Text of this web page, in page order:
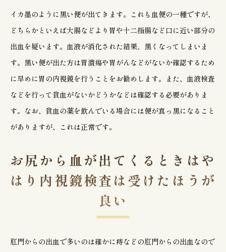
イカ墨のように黒い便が出てきます。これも血便の一種ですが、
どちらかといえば大腸などより胃や十二指腸など口に近い部分の
出血を疑います。血液が消化された結果、黒くなってしまいま
す。黒い便が出た方は胃潰瘍や胃がんなどがないか確認するため
に早めに胃の内視鏡を行うことをお勧めします。また、血液検査
などを行って貧血がないかどうかなどは確認する必要がありま
す。なお、貧血の薬を飲んでいる場合には便が真っ黒になること
がありますが、これは正常です。
お尻から血が出てくるときはや
はり内視鏡検査は受けたほうが
良い
肛門からの出血で多いのは確かに痔などの肛門からの出血なので